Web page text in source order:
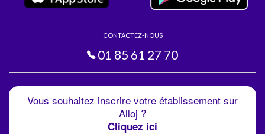
CONTACTEZ-NOUS
01 85 61 27 70
Vous souhaitez inscrire votre établissement sur
Alloj ?
Cliquez ici